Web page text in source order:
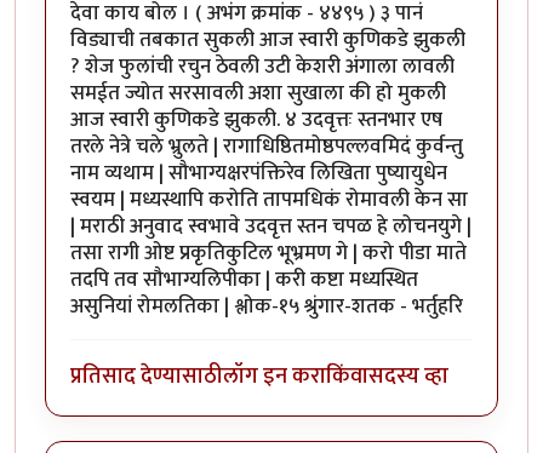
देवा काय बोल । ( अभंग क्रमांक - ४४९५ ) ३ पानं
विड्याची तबकात सुकली आज स्वारी कुणिकडे झुकली
? शेज फुलांची रचुन ठेवली उटी केशरी अंगाला लावली
समईत ज्योत सरसावली अशा सुखाला की हो मुकली
आज स्वारी कुणिकडे झुकली. ४ उदवृत्तः स्तनभार एष
तरले नेत्रे चले भ्रुलते | रागाधिष्ठितमोष्ठपल्लवमिदं कुर्वन्तु
नाम व्यथाम | सौभाग्यक्षरपंक्तिरेव लिखिता पुष्यायुधेन
स्वयम | मध्यस्थापि करोति तापमधिकं रोमावली केन सा
| मराठी अनुवाद स्वभावे उदवृत्त स्तन चपळ हे लोचनयुगे |
तसा रागी ओष्ट प्रकृतिकुटिल भूभ्रमण गे | करो पीडा माते
तदपि तव सौभाग्यलिपीका | करी कष्टा मध्यस्थित
असुनियां रोमलतिका | श्लोक-१५ श्रुंगार-शतक - भर्तुहरि
प्रतिसाद देण्यासाठीलॉग इन कराकिंवासदस्य व्हा